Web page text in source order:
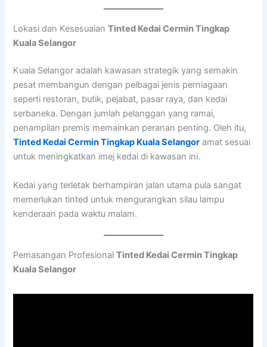
Lokasi dan KesesuaianTinted Kedai Cermin Tingkap
Kuala Selangor
Kuala Selangor adalah kawasan strategik yang semakin
pesat membangun dengan pelbagai jenis perniagaan
seperti restoran, butik, pejabat, pasar raya, dan kedai
serbaneka. Dengan jumlah pelanggan yang ramai,
penampilan premis memainkan peranan penting. Oleh itu,
Tinted Kedai Cermin Tingkap Kuala Selangor amat sesuai
untuk meningkatkan imej kedai di kawasan ini.
Kedai yang terletak berhampiran jalan utama pula sangat
memerlukan tinted untuk mengurangkan silau lampu
kenderaan pada waktu malam.
Pemasangan ProfesionalTinted Kedai Cermin Tingkap
Kuala Selangor